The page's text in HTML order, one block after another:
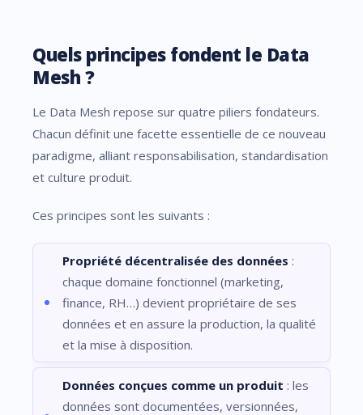
Quels principes fondent le Data
Mesh ?
Le Data Mesh repose sur quatre piliers fondateurs.
Chacun définit une facette essentielle de ce nouveau
paradigme, alliant responsabilisation, standardisation
et culture produit.
Ces principes sont les suivants :
Propriété décentralisée des données :
chaque domaine fonctionnel (marketing,
finance, RH…) devient propriétaire de ses
données et en assure la production, la qualité
et la mise à disposition.
Données conçues comme un produit : les
données sont documentées, versionnées,